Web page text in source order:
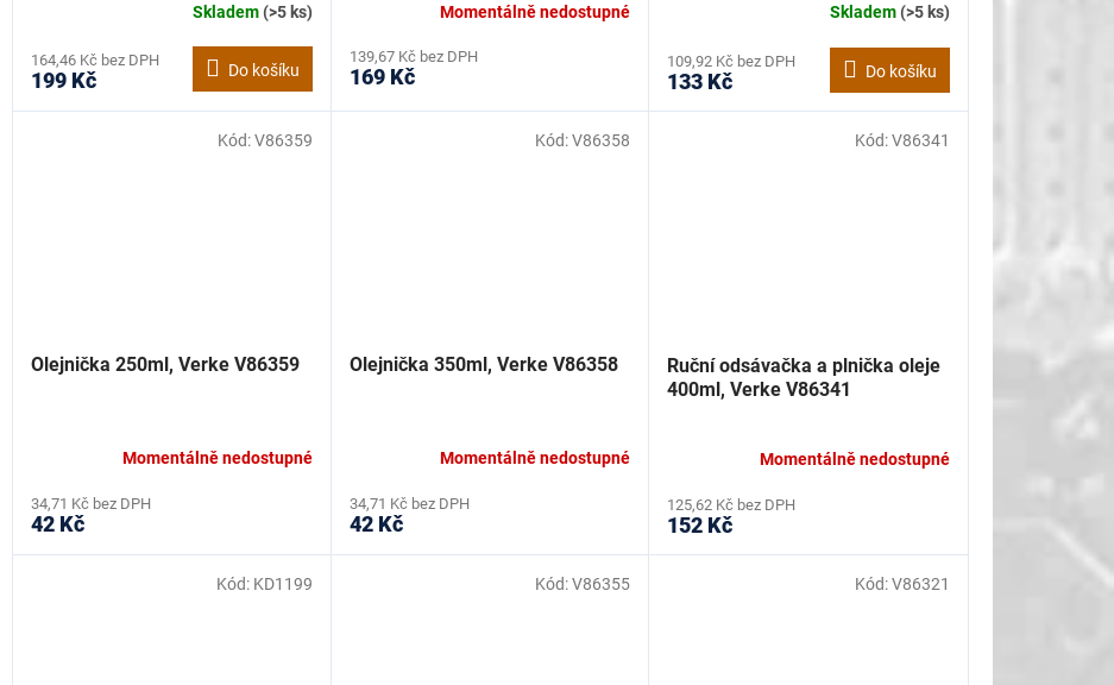
Skladem(>5 ks)
164,46 Kč bez DPH
199 Kč Do košíku
Momentálně nedostupné
139,67 Kč bez DPH
169 Kč
Skladem(>5 ks)
109,92 Kč bez DPH
133 Kč Do košíku
Olejnička 250ml, Verke V86359
Momentálně nedostupné
34,71 Kč bez DPH
42 Kč
Kód:V86359
Olejnička 350ml, Verke V86358
Momentálně nedostupné
34,71 Kč bez DPH
42 Kč
Kód:V86358
Ruční odsávačka a plnička oleje
400ml, Verke V86341
Momentálně nedostupné
125,62 Kč bez DPH
152 Kč
Kód:V86341
Kód: KD1199 Kód:V86355 Kód:V86321